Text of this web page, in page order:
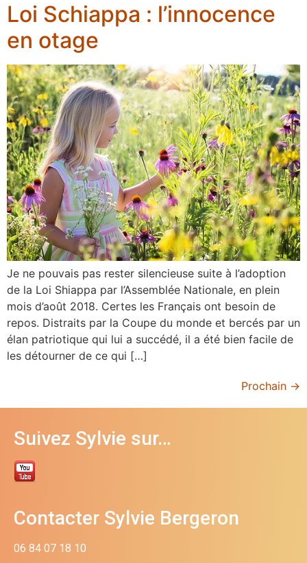
Loi Schiappa : l’innocence
en otage
Je ne pouvais pas rester silencieuse suite à l’adoption
de la Loi Shiappa par l’Assemblée Nationale, en plein
mois d’août 2018. Certes les Français ont besoin de
repos. Distraits par la Coupe du monde et bercés par un
élan patriotique qui lui a succédé, il a été bien facile de
les détourner de ce qui […]
Prochain →
Suivez Sylvie sur…
Contacter Sylvie Bergeron
06 84 07 18 10